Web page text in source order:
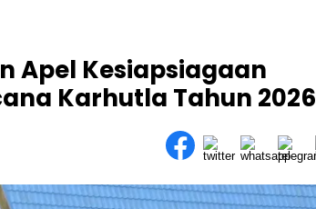
Apel Kesiapsiagaan
Karhutla Tahun 2026